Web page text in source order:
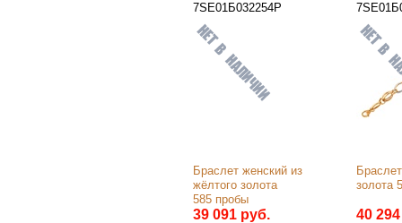
7SE01Б032254Р
Браслет женский из
жёлтого золота
585 пробы
39 091 руб.
золота
40